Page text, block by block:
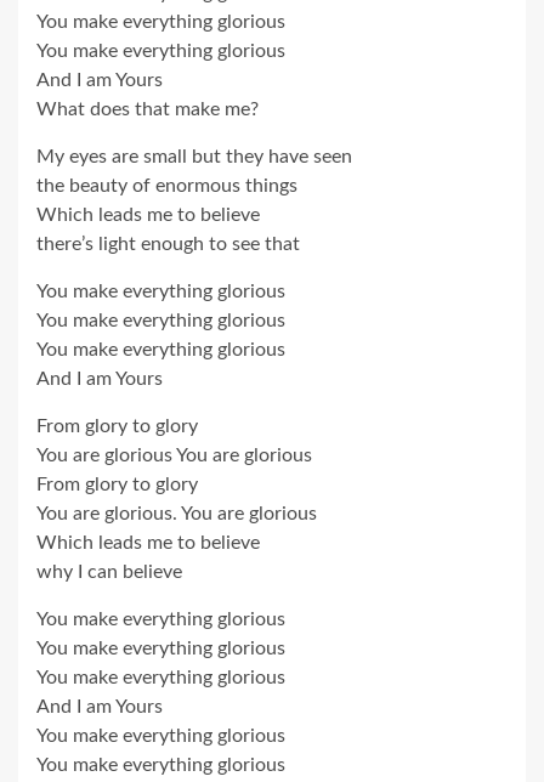
You make everything glorious
You make everything glorious
And I am Yours
What does that make me?
My eyes are small but they have seen
the beauty of enormous things
Which leads me to believe
there’s light enough to see that
You make everything glorious
You make everything glorious
You make everything glorious
And I am Yours
From glory to glory
You are glorious You are glorious
From glory to glory
You are glorious. You are glorious
Which leads me to believe
why I can believe
You make everything glorious
You make everything glorious
You make everything glorious
And I am Yours
You make everything glorious
You make everything glorious